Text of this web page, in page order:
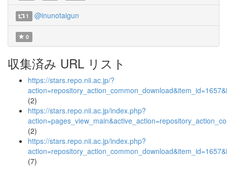
1 @inunotaigun
0
収集済み URL リスト
https://stars.repo.nii.ac.jp/?
(2)
https://stars.repo.nii.ac.jp/index.php?
(2)
https://stars.repo.nii.ac.jp/index.php?
(7)